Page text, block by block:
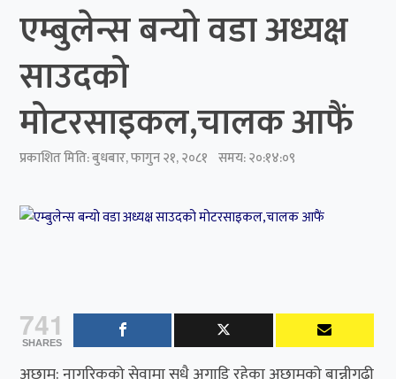
एम्बुलेन्स बन्यो वडा अध्यक्ष
साउदको
मोटरसाइकल,चालक आफैं
प्रकाशित मिति:बुधबार, फागुन २१, २०८१ समय: २०:१४:०९
741
SHARES